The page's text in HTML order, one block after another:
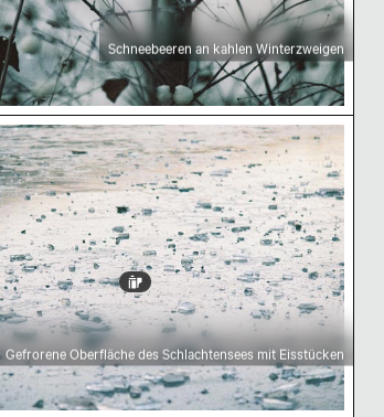
Schneebeeren an kahlen Winterzweigen
Oberfläche des Schlachtensees mit
Gefrorene Oberfläche des Schlachtensees mit Eisstücken